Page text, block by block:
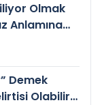
Olmak
Anlamına
Demek
Olabilir